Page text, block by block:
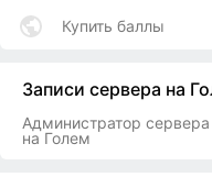
Купить баллы
Записи сервера на
Администратор
на Голем